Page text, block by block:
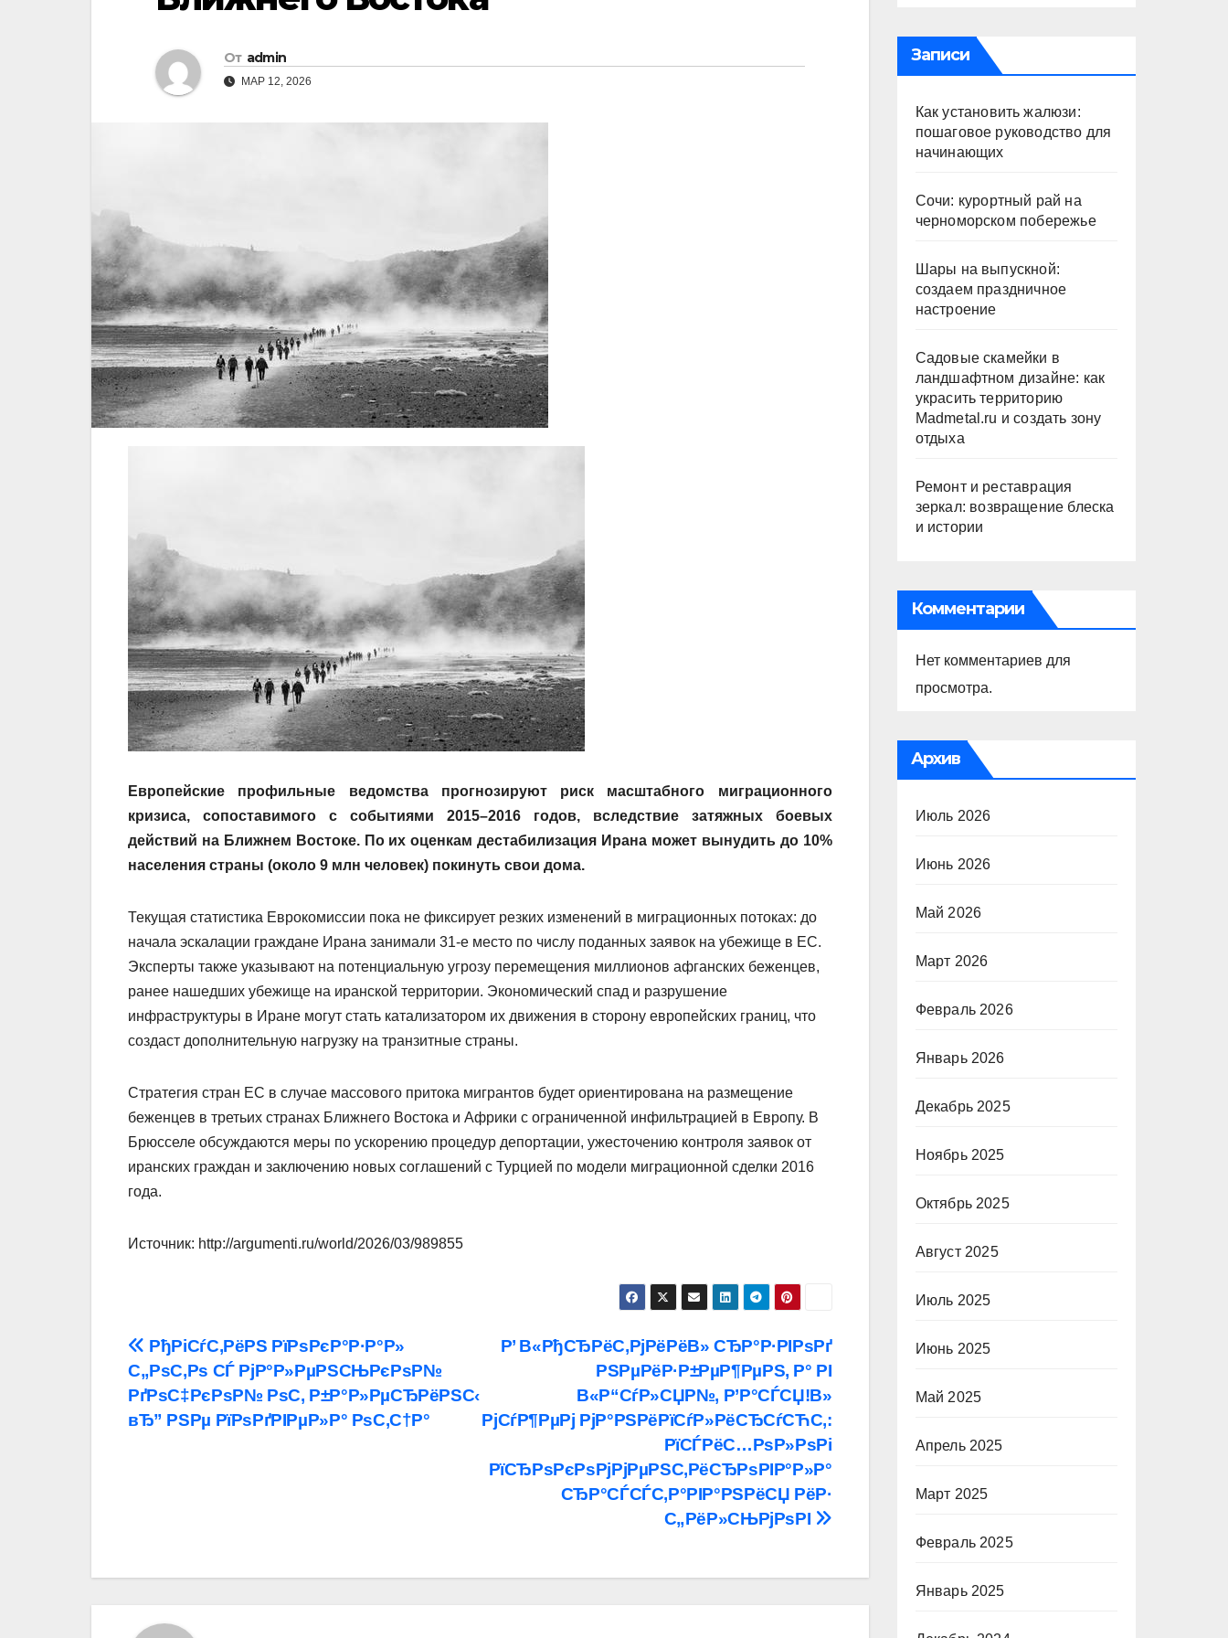
От admin
МАР 12, 2026
Европейские профильные ведомства прогнозируют риск масштабного миграционного
кризиса, сопоставимого с событиями 2015–2016 годов, вследствие затяжных боевых
действий на Ближнем Востоке. По их оценкам дестабилизация Ирана может вынудить до 10%
населения страны (около 9 млн человек) покинуть свои дома.
Текущая статистика Еврокомиссии пока не фиксирует резких изменений в миграционных потоках: до
начала эскалации граждане Ирана занимали 31-е место по числу поданных заявок на убежище в ЕС.
Эксперты также указывают на потенциальную угрозу перемещения миллионов афганских беженцев,
ранее нашедших убежище на иранской территории. Экономический спад и разрушение
инфраструктуры в Иране могут стать катализатором их движения в сторону европейских границ, что
создаст дополнительную нагрузку на транзитные страны.
Стратегия стран ЕС в случае массового притока мигрантов будет ориентирована на размещение
беженцев в третьих странах Ближнего Востока и Африки с ограниченной инфильтрацией в Европу. В
Брюсселе обсуждаются меры по ускорению процедур депортации, ужесточению контроля заявок от
иранских граждан и заключению новых соглашений с Турцией по модели миграционной сделки 2016
года.
Источник: http://argumenti.ru/world/2026/03/989855
Навигация
по
записям
Р’ В«РђСЂРёС‚РјРёРёВ» СЂР°Р·РІРѕРґ
РЅРµРёР·Р±РµР¶РµРЅ, Р° РІ
В«Р“СѓР»СЏР№, Р’Р°СЃСЏ!В»
РјСѓР¶РµРј РјР°РЅРёРїСѓР»РёСЂСѓСЋС‚:
РїСЃРёС…РѕР»РѕРі
РїСЂРѕРєРѕРјРјРµРЅС‚РёСЂРѕРІР°Р»Р°
СЂР°СЃСЃС‚Р°РІР°РЅРёСЏ РёР·
С„РёР»СЊРјРѕРІ
РђРіСѓС‚РёРЅ РїРѕРєР°Р·Р°Р»
С„РѕС‚Рѕ СЃ РјР°Р»РµРЅСЊРєРѕР№
РґРѕС‡РєРѕР№ РѕС‚ Р±Р°Р»РµСЂРёРЅС‹
вЂ” РЅРµ РїРѕРґРІРµР»Р° РѕС‚С†Р°
Записи
Как установить жалюзи:
пошаговое руководство для
начинающих
Сочи: курортный рай на
черноморском побережье
Шары на выпускной:
создаем праздничное
настроение
Садовые скамейки в
ландшафтном дизайне: как
украсить территорию
Madmetal.ru и создать зону
отдыха
Ремонт и реставрация
зеркал: возвращение блеска
и истории
Комментарии
Нет комментариев для
просмотра.
Архив
Июль 2026
Июнь 2026
Май 2026
Март 2026
Февраль 2026
Январь 2026
Декабрь 2025
Ноябрь 2025
Октябрь 2025
Август 2025
Июль 2025
Июнь 2025
Май 2025
Апрель 2025
Март 2025
Февраль 2025
Январь 2025